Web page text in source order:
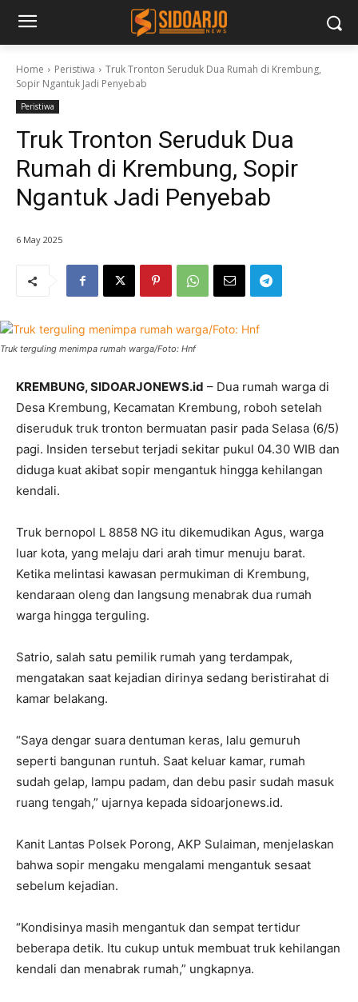
Home Peristiwa
Truk Tronton Seruduk Dua Rumah di Krembung,
Sopir Ngantuk Jadi Penyebab
Peristiwa
Truk Tronton Seruduk Dua
Rumah di Krembung, Sopir
Ngantuk Jadi Penyebab
6 May 2025
Truk terguling menimpa rumah warga/Foto: Hnf
KREMBUNG, SIDOARJONEWS.id – Dua rumah warga di
Desa Krembung, Kecamatan Krembung, roboh setelah
diseruduk truk tronton bermuatan pasir pada Selasa (6/5)
pagi. Insiden tersebut terjadi sekitar pukul 04.30 WIB dan
diduga kuat akibat sopir mengantuk hingga kehilangan
kendali.
Truk bernopol L 8858 NG itu dikemudikan Agus, warga
luar kota, yang melaju dari arah timur menuju barat.
Ketika melintasi kawasan permukiman di Krembung,
kendaraan oleng dan langsung menabrak dua rumah
warga hingga terguling.
Satrio, salah satu pemilik rumah yang terdampak,
mengatakan saat kejadian dirinya sedang beristirahat di
kamar belakang.
“Saya dengar suara dentuman keras, lalu gemuruh
seperti bangunan runtuh. Saat keluar kamar, rumah
sudah gelap, lampu padam, dan debu pasir sudah masuk
ruang tengah,” ujarnya kepada sidoarjonews.id.
Kanit Lantas Polsek Porong, AKP Sulaiman, menjelaskan
bahwa sopir mengaku mengalami mengantuk sesaat
sebelum kejadian.
“Kondisinya masih mengantuk dan sempat tertidur
beberapa detik. Itu cukup untuk membuat truk kehilangan
kendali dan menabrak rumah,” ungkapnya.